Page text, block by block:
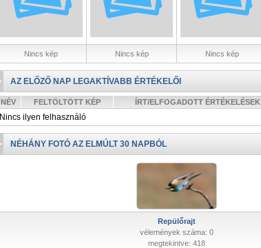
Nincs kép Nincs kép Nincs kép
AZ ELŐZŐ NAP LEGAKTÍVABB ÉRTÉKELŐI
NÉV FELTÖLTÖTT KÉP ÍRT/ELFOGADOTT ÉRTÉKELÉSEK
Nincs ilyen felhasználó
NÉHÁNY FOTÓ AZ ELMÚLT 30 NAPBÓL
Repülőrajt
vélemények száma: 0
megtekintve: 418